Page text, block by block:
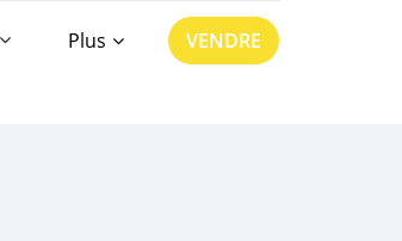
Plus VENDRE